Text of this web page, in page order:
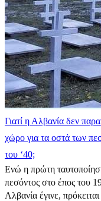
Γιατί η Αλβανία δεν
χώρο για τα οστά των
του ‘40;
Ενώ η πρώτη
πεσόντος στο έπος του
Αλβανία έγινε, πρόκειται